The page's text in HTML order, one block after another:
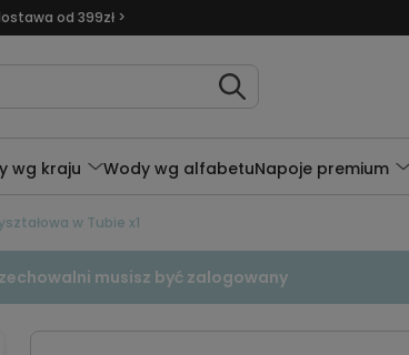
od 399zł >
wg kraju Wody wg alfabetuNapoje premium
w Tubie x1
musisz być zalogowany